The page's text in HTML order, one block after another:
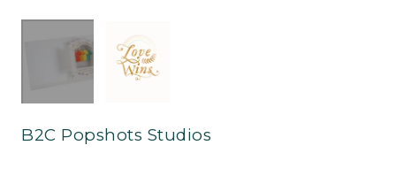
B2C Popshots Studios